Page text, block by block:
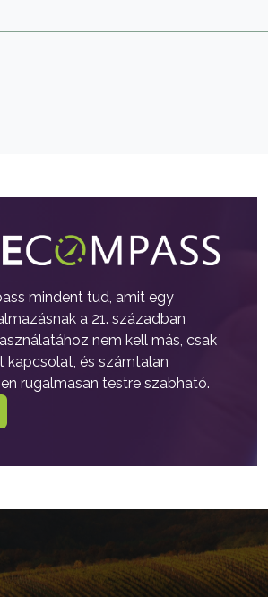
mindent tud, amit egy
a 21. században
nem kell más, csak
kapcsolat, és számtalan
rugalmasan testre szabható.